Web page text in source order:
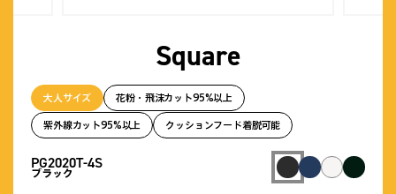
Square
大人サイズ 花粉・飛沫カット95%以上
紫外線カット95%以上 クッションフード着脱可能
PG2020T-4S
ブラック